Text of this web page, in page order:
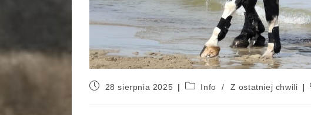
28 sierpnia 2025 Info / Z ostatniej chwili